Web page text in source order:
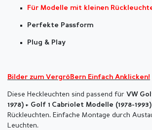
Für Modelle mit kleinen
Perfekte Passform
Plug & Play
Bilder zum Vergrößern Einfach Anklicken!
Diese Heckleuchten sind passend für VW
1978) + Golf 1 Cabriolet Modelle (1978-1993)
Rückleuchten. Einfache Montage durch
Leuchten.